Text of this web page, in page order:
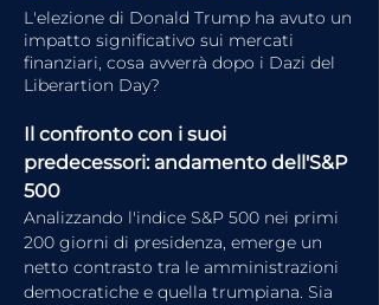
L'elezione di Donald Trump ha avuto un
impatto significativo sui mercati
finanziari, cosa avverrà dopo i Dazi del
Liberartion Day?
Il confronto con i suoi
predecessori: andamento dell'S&P
500
Analizzando l'indice S&P 500 nei primi
200 giorni di presidenza, emerge un
netto contrasto tra le amministrazioni
democratiche e quella trumpiana. Sia